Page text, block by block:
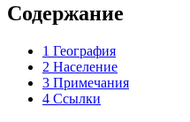
Содержание
1 География
2 Население
3 Примечания
4 Ссылки